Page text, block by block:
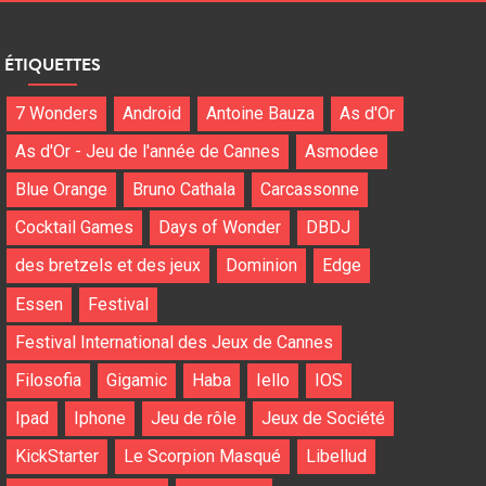
ÉTIQUETTES
7 Wonders Android Antoine Bauza
As d'Or
As d'Or - Jeu de l'année de Cannes
Asmodee
Blue Orange
Bruno Cathala
Carcassonne
Cocktail Games
Days of Wonder
DBDJ
des bretzels et des jeux
Dominion
Edge
Essen
Festival
Festival International des Jeux de Cannes
Filosofia
Gigamic Haba Iello
IOS
Ipad
Iphone Jeu de rôle
Jeux de Société
KickStarter
Le Scorpion Masqué
Libellud